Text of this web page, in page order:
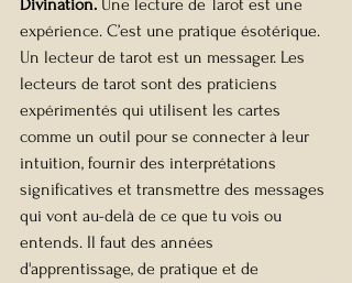
Divination. Une lecture de Tarot est une
expérience. C’est une pratique ésotérique.
Un lecteur de tarot est un messager. Les
lecteurs de tarot sont des praticiens
expérimentés qui utilisent les cartes
comme un outil pour se connecter à leur
intuition, fournir des interprétations
significatives et transmettre des messages
qui vont au-delà de ce que tu vois ou
entends. Il faut des années
d'apprentissage, de pratique et de